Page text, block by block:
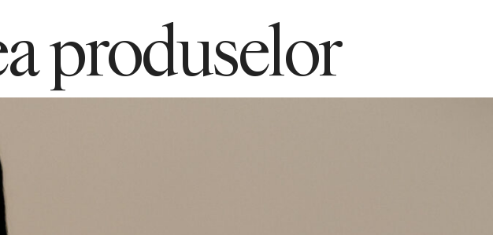
produselor